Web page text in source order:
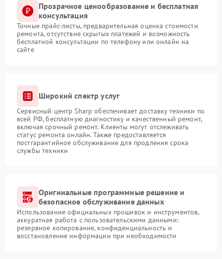
Прозрачное ценообразование и бесплатная
консультация
Точные прайс-листы, предварительная оценка стоимости
ремонта, отсутствие скрытых платежей и возможность
бесплатной консультации по телефону или онлайн на
сайте
Широкий спектр услуг
Сервисный центр Sharp обеспечивает доставку техники по
всей РФ, бесплатную диагностику и качественный ремонт,
включая срочный ремонт. Клиенты могут отслеживать
статус ремонта онлайн. Также предоставляется
постгарантийное обслуживание для продления срока
службы техники
Оригинальные программные решение и
безопасное обслуживание данных
Использование официальных прошивок и инструментов,
аккуратная работа с пользовательскими данными:
резервное копирование, конфиденциальность и
восстановление информации при необходимости